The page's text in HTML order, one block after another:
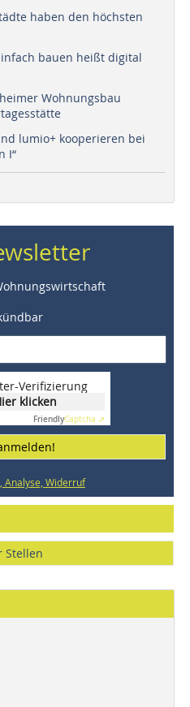
haben den höchsten
bauen heißt digital
Wohnungsbau
lumio+ kooperieren bei
I“
Verifizierung
klicken
FriendlyCaptcha ⇗
Analyse, Widerruf
Stellen